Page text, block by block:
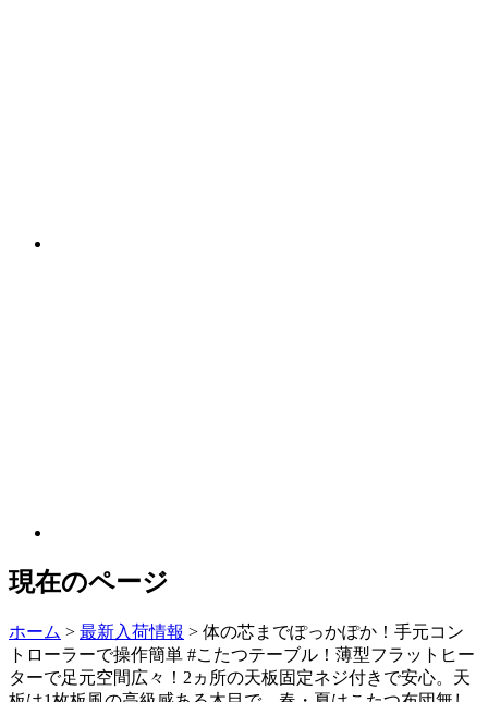
現在のページ
ホーム > 最新入荷情報 > 体の芯までぽっかぽか！手元コン
トローラーで操作簡単 #こたつテーブル！薄型フラットヒー
ターで足元空間広々！2ヵ所の天板固定ネジ付きで安心。天